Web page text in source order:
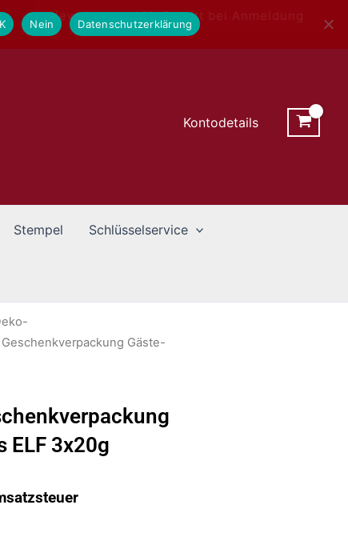
Newsletter - 10% Rabatt bei Anmeldung
Kontodetails
Stempel Schlüsselservice
Gäste-
ELF 3x20g
Nein Datenschutzerklärung